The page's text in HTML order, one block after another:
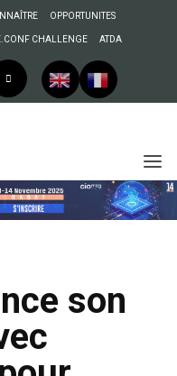
OPPORTUNITES
CHALLENGE ATDA
son